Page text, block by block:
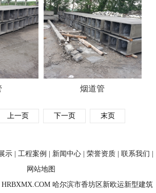
烟道管
上一页 下一页 末页
示| 工程案例 新闻中心| 荣誉资质| 联系我们
网站地图
HRBXMX.COM 哈尔滨市香坊区新欧运新型建筑